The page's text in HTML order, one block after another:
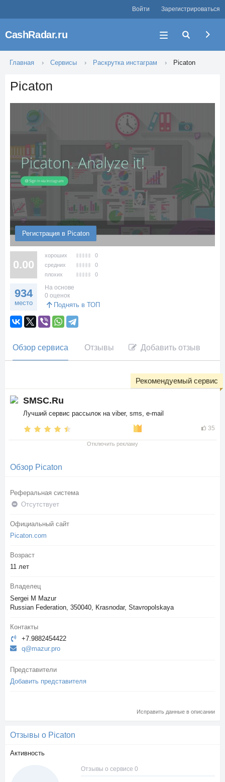
Войти Зарегистрироваться
CashRadar.ru
Главная Сервисы Раскрутка инстаграм Picaton
Picaton
Регистрация в Picaton
0.00
хороших
0
средних
0
плохих
0
934
место
На основе
0 оценок
Поднять в ТОП
Обзор сервиса Отзывы Добавить отзыв
SMSC.Ru
Лучший сервис рассылок на viber, sms, e-mail
35
Рекомендуемый сервис
Отключить рекламу
Обзор Picaton
Реферальная система
Отсутствует
Официальный сайт
Picaton.com
Возраст
11 лет
Владелец
Sergei M Mazur
Russian Federation, 350040, Krasnodar, Stavropolskaya
Контакты
+7.9882454422
q@mazur.pro
Представители
Добавить представителя
Исправить данные в описании
Отзывы о Picaton
Активность
Отзывы о сервисе 0